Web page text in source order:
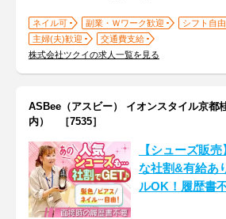
ネイル可 副業・Ｗワーク歓迎
シフト自
主婦(夫)歓迎
交通費支給
株式会社ツクイの求人一覧を見る
ASBee（アスビー） イオンスタイル京都
内） ［7535］
【シューズ販
な社割&有給あ
ルOK！履歴書